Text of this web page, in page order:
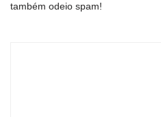
também odeio spam!